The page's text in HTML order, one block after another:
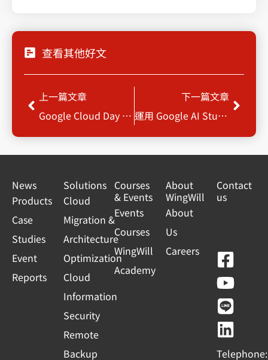
查看其他好文
Prev
上一篇文章
Google Cloud Day 2026 : 雲塑產業 AI 新布局，智啟雲世代轉型
下一篇文章
運用 Google AI Studio + Cloud Run 實現 10 倍速 AI 應用落地
Next
News
Products
Case
Studies
Event
Reports
Solutions
Cloud
Migration &
Architecture
Optimization
Cloud
Information
Security
Remote
Backup
Courses
& Events
Events
Courses
WingWill
Academy
About
WingWill
About
Us
Careers
Contact
us
F
a
c
e
b
o
Y
o
u
t
u
b
L
i
n
e
L
i
n
k
e
d
Telephone: